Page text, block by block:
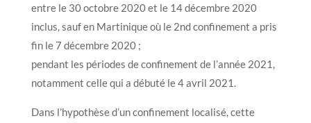
entre le 30 octobre 2020 et le 14 décembre 2020
inclus, sauf en Martinique où le 2nd confinement a pris
fin le 7 décembre 2020 ;
pendant les périodes de confinement de l’année 2021,
notamment celle qui a débuté le 4 avril 2021.
Dans l’hypothèse d’un confinement localisé, cette